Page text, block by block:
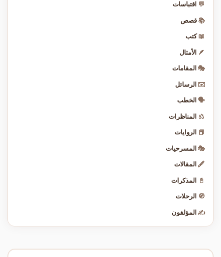
💬 اقتباسات
📚 قصص
📖 كتب
🪶 الأمثال
🎭 المقامات
✉️ الرسائل
🗣️ الخطب
⚖️ المناظرات
📕 الروايات
🎭 المسرحيات
🖋️ المقالات
📓 المذكرات
🧭 الرحلات
✍️ المؤلفون